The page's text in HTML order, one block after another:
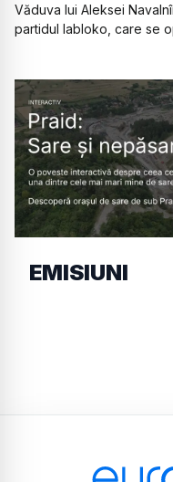
Văduva lui Aleksei
partidul Iabloko, care se
EMISIUNI